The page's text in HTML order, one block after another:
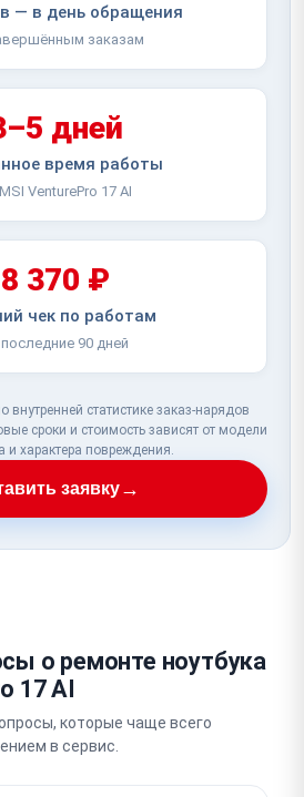
— в день обращения
заказам
дней
время работы
VenturePro 17 AI
8 370 ₽
чек по работам
последние 90 дней
внутренней статистике заказ-нарядов
сроки и стоимость зависят от модели
и характера повреждения.
заявку→
о ремонте ноутбука
17 AI
которые чаще всего
в сервис.